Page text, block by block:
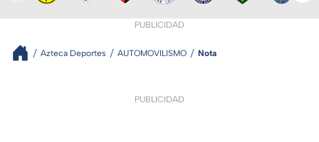
PUBLICIDAD
Azteca Deportes AUTOMOVILISMO Nota
PUBLICIDAD